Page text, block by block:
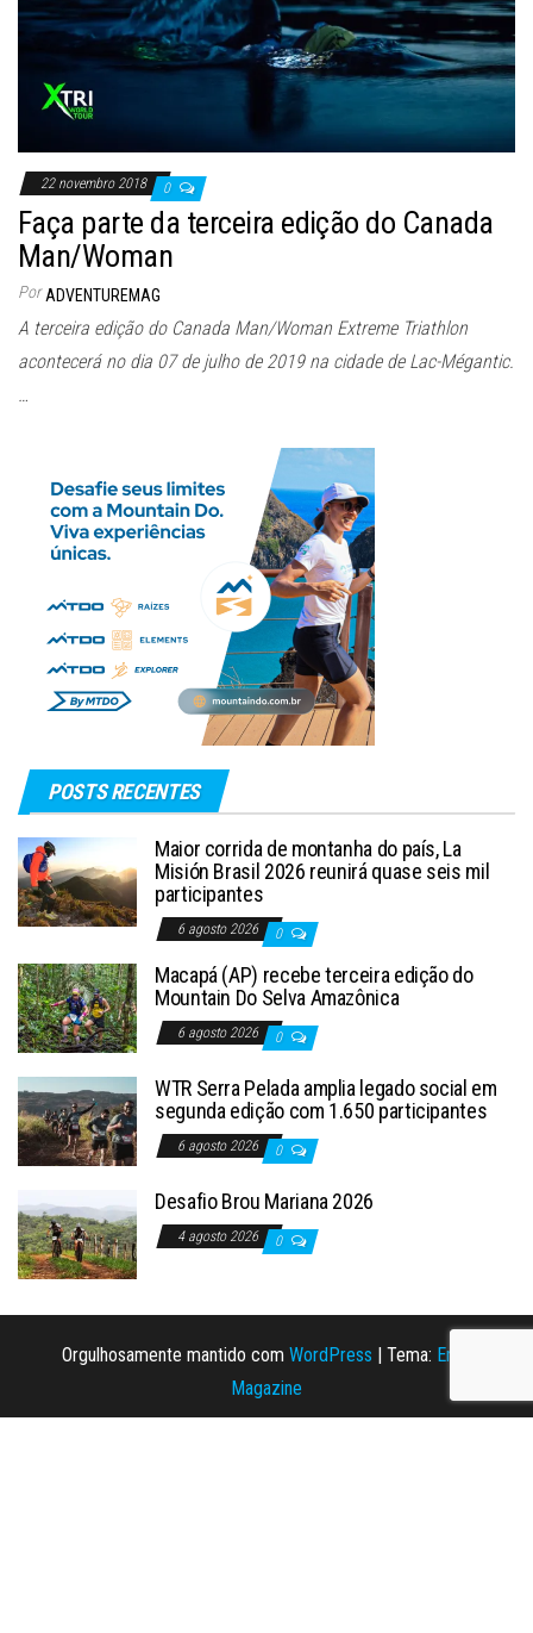
22 novembro 2018 0
Faça parte da terceira edição do Canada
Man/Woman
Por ADVENTUREMAG
A terceira edição do Canada Man/Woman Extreme Triathlon
acontecerá no dia 07 de julho de 2019 na cidade de Lac-Mégantic.
…
POSTS RECENTES
Maior corrida de montanha do país, La
Misión Brasil 2026 reunirá quase seis mil
participantes
6 agosto 2026 0
Macapá (AP) recebe terceira edição do
Mountain Do Selva Amazônica
6 agosto 2026 0
WTR Serra Pelada amplia legado social em
segunda edição com 1.650 participantes
6 agosto 2026 0
Desafio Brou Mariana 2026
4 agosto 2026 0
Orgulhosamente mantido com WordPress | Tema: Envo
Magazine